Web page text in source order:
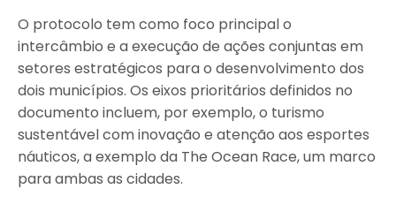
O protocolo tem como foco principal o
intercâmbio e a execução de ações conjuntas em
setores estratégicos para o desenvolvimento dos
dois municípios. Os eixos prioritários definidos no
documento incluem, por exemplo, o turismo
sustentável com inovação e atenção aos esportes
náuticos, a exemplo da The Ocean Race, um marco
para ambas as cidades.